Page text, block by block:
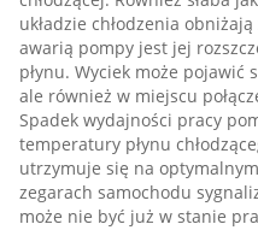
układzie chłodzenia
awarią pompy jest jej
płynu. Wyciek może
ale również w miejscu
Spadek wydajności pracy
temperatury płynu
utrzymuje się na
zegarach samochodu
może nie być już w stanie